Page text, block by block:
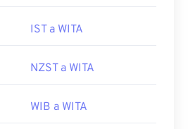
IST a WITA
NZST a WITA
WIB a WITA